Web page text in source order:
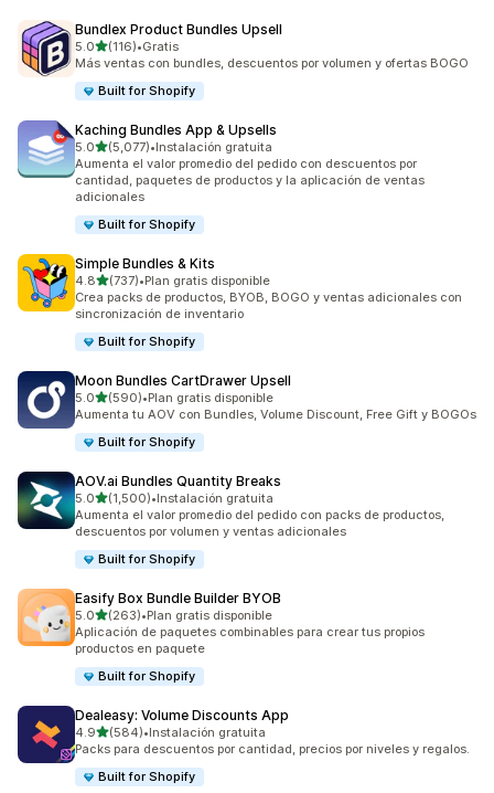
Bundlex Product Bundles Upsell
5.0de 5 estrellas
(116)
116 reseñas en total
•Gratis
Más ventas con bundles, descuentos por volumen y ofertas BOGO
Built for Shopify
Kaching Bundles App & Upsells
5.0de 5 estrellas
(5,077)
5077 reseñas en total
•Instalación gratuita
Aumenta el valor promedio del pedido con descuentos por
cantidad, paquetes de productos y la aplicación de ventas
adicionales
Built for Shopify
Simple Bundles & Kits
4.8de 5 estrellas
(737)
737 reseñas en total
•Plan gratis disponible
Crea packs de productos, BYOB, BOGO y ventas adicionales con
sincronización de inventario
Built for Shopify
Moon Bundles CartDrawer Upsell
5.0de 5 estrellas
(590)
590 reseñas en total
•Plan gratis disponible
Aumenta tu AOV con Bundles, Volume Discount, Free Gift y BOGOs
Built for Shopify
AOV.ai Bundles Quantity Breaks
5.0de 5 estrellas
(1,500)
1500 reseñas en total
•Instalación gratuita
Aumenta el valor promedio del pedido con packs de productos,
descuentos por volumen y ventas adicionales
Built for Shopify
Easify Box Bundle Builder BYOB
5.0de 5 estrellas
(263)
263 reseñas en total
•Plan gratis disponible
Aplicación de paquetes combinables para crear tus propios
productos en paquete
Built for Shopify
Dealeasy: Volume Discounts App
4.9de 5 estrellas
(584)
584 reseñas en total
•Instalación gratuita
Packs para descuentos por cantidad, precios por niveles y regalos.
Built for Shopify